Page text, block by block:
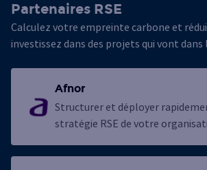
Partenaires RSE
Calculez votre empreinte carbone et
investissez dans des projets qui vont dans
Afnor
Structurer et déployer
stratégie RSE de votre